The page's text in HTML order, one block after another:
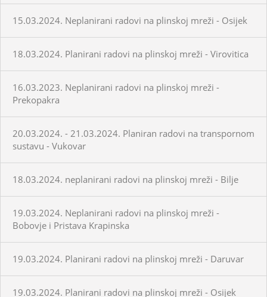
15.03.2024. Neplanirani radovi na plinskoj mreži - Osijek
18.03.2024. Planirani radovi na plinskoj mreži - Virovitica
16.03.2023. Neplanirani radovi na plinskoj mreži -
Prekopakra
20.03.2024. - 21.03.2024. Planiran radovi na transpornom
sustavu - Vukovar
18.03.2024. neplanirani radovi na plinskoj mreži - Bilje
19.03.2024. Neplanirani radovi na plinskoj mreži -
Bobovje i Pristava Krapinska
19.03.2024. Planirani radovi na plinskoj mreži - Daruvar
19.03.2024. Planirani radovi na plinskoj mreži - Osijek